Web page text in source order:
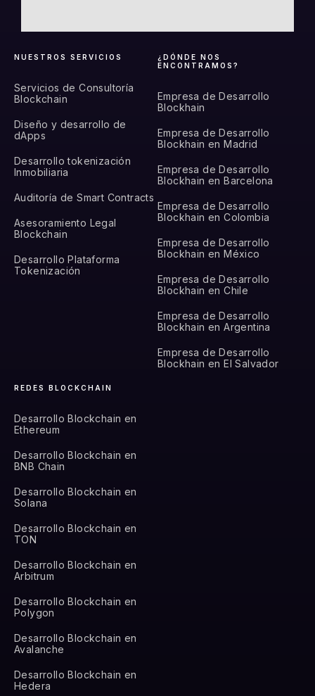
NUESTROS SERVICIOS
Servicios de Consultoría
Blockchain
Diseño y desarrollo de
dApps
Desarrollo tokenización
Inmobiliaria
Auditoría de Smart Contracts
Asesoramiento Legal
Blockchain
Desarrollo Plataforma
Tokenización
¿DÓNDE NOS
ENCONTRAMOS?
Empresa de Desarrollo
Blockhain
Empresa de Desarrollo
Blockhain en Madrid
Empresa de Desarrollo
Blockhain en Barcelona
Empresa de Desarrollo
Blockhain en Colombia
Empresa de Desarrollo
Blockhain en México
Empresa de Desarrollo
Blockhain en Chile
Empresa de Desarrollo
Blockhain en Argentina
Empresa de Desarrollo
Blockhain en El Salvador
REDES BLOCKCHAIN
Desarrollo Blockchain en
Ethereum
Desarrollo Blockchain en
BNB Chain
Desarrollo Blockchain en
Solana
Desarrollo Blockchain en
TON
Desarrollo Blockchain en
Arbitrum
Desarrollo Blockchain en
Polygon
Desarrollo Blockchain en
Avalanche
Desarrollo Blockchain en
Hedera